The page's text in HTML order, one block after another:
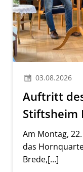
03.08.2026
Auftritt
Stiftsheim
Am Montag,
das
Brede,[…]